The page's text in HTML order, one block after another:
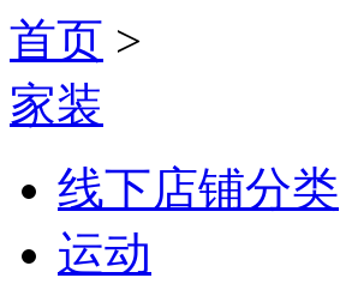
首页 >
家装
线下店铺分类
运动